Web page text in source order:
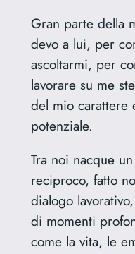
Gran parte della
devo a lui, per
ascoltarmi, per
lavorare su me
del mio carattere
potenziale.
Tra noi nacque
reciproco, fatto
dialogo
di momenti
come la vita, le